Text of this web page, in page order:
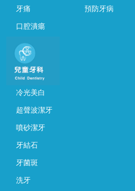
牙痛
口腔潰瘍
預防牙病
冷光美白
超聲波潔牙
噴砂潔牙
牙結石
牙菌斑
洗牙